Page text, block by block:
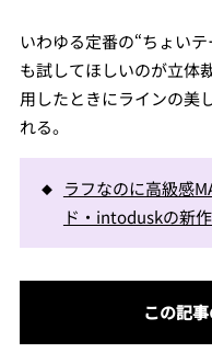
いわゆる定番の“ちょい
も試してほしいのが立体
用したときにラインの美
れる。
ラフなのに高級感
ド・intoduskの新
この記